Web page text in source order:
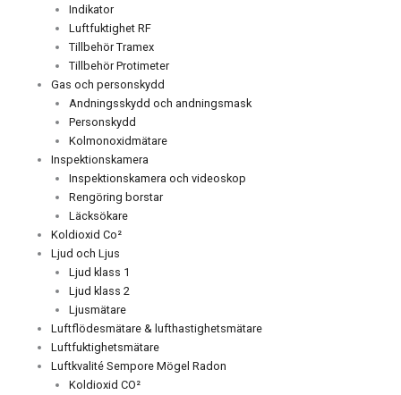
Indikator
Luftfuktighet RF
Tillbehör Tramex
Tillbehör Protimeter
Gas och personskydd
Andningsskydd och andningsmask
Personskydd
Kolmonoxidmätare
Inspektionskamera
Inspektionskamera och videoskop
Rengöring borstar
Läcksökare
Koldioxid Co²
Ljud och Ljus
Ljud klass 1
Ljud klass 2
Ljusmätare
Luftflödesmätare & lufthastighetsmätare
Luftfuktighetsmätare
Luftkvalité Sempore Mögel Radon
Koldioxid CO²